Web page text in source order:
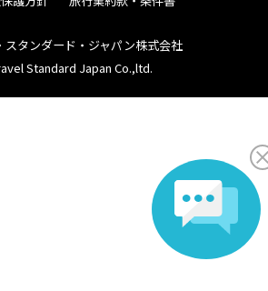
スタンダード・ジャパン株式会社
Standard Japan Co.,ltd.